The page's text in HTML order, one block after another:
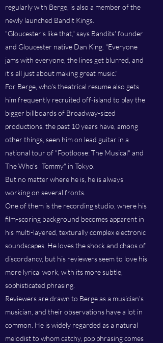
regularly with Berge, is also a member of the
newly launched Bandit Kings.
"Gloucester's like that," says Bandits' founder
and Gloucester native Dan King. "Everyone
jams with everyone, the lines get blurred, and
it's all just about making great music."
For Berge, who's theatrical resume also gets
him frequently recruited off-island to play the
bigger billboards of Broadway-sized
productions, the past 10 years have, among
other things, seen him on lead guitar in a
national tour of "Footloose: The Musical" and
The Who's "Tommy" in Tokyo.
But no matter where he is, he is always
working on several fronts.
One of them is the recording studio, where his
film-scoring background becomes apparent in
his multi-layered, texturally complex electronic
soundscapes. He loves the shock and chaos of
discordancy, but his reviewers seem to love his
more lyrical work, with its more subtle,
sophisticated phrasing.
Reviewers are drawn to Berge as a musician's
musician, and their observations have a lot in
common. He is widely regarded as a natural
melodist to whom catchy, pop phrasing comes